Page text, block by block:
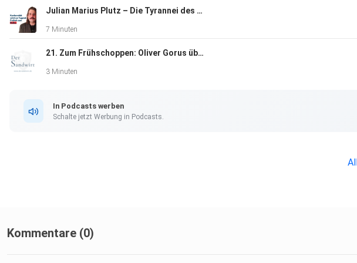
Julian Marius Plutz – Die Tyrannei des Durchschnitts
7 Minuten
21. Zum Frühschoppen: Oliver Gorus über Europas Stellung als KI Standort
3 Minuten
In Podcasts werben
Schalte jetzt Werbung in Podcasts.
Kommentare (0)